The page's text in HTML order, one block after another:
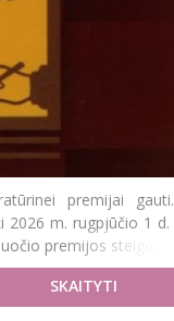
premijai gauti.
2026 m. rugpjūčio 1 d.
premijos steigėjas
SKAITYTI